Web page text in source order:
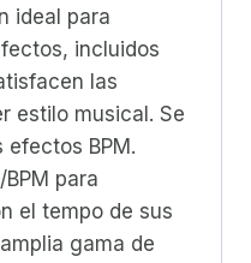
ideal para
incluidos
las
estilo musical. Se
efectos BPM.
para
el tempo de sus
gama de